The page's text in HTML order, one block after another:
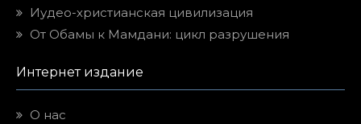
Иудео-христианская цивилизация
От Обамы к Мамдани: цикл разрушения
Интернет издание
О нас